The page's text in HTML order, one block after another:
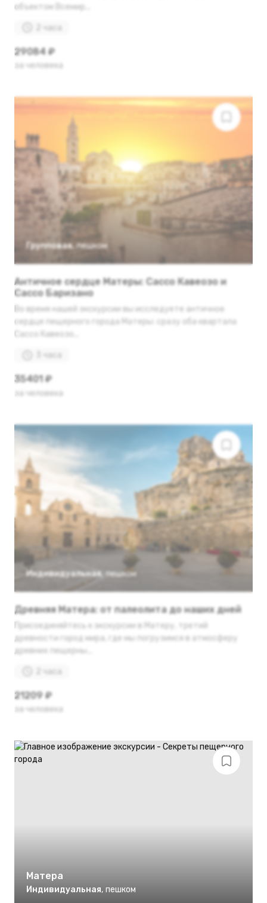
объектом Всемир...
2 часа
29084 ₽
за человека
Групповая, пешком
Античное сердце Матеры: Сассо Кавеозо и
Сассо Баризано
Во время нашей экскурсии вы исследуете античное
сердце пещерного города Матеры: сразу оба квартала
Сассо Кавеозо...
3 часа
35401 ₽
за человека
Индивидуальная, пешком
Древняя Матера: от палеолита до наших дней
Присоединяйтесь к экскурсии в Матеру, третий
древности город мира, где мы погрузимся в атмосферу
древних пещерны...
2 часа
21209 ₽
за человека
Матера
Индивидуальная, пешком